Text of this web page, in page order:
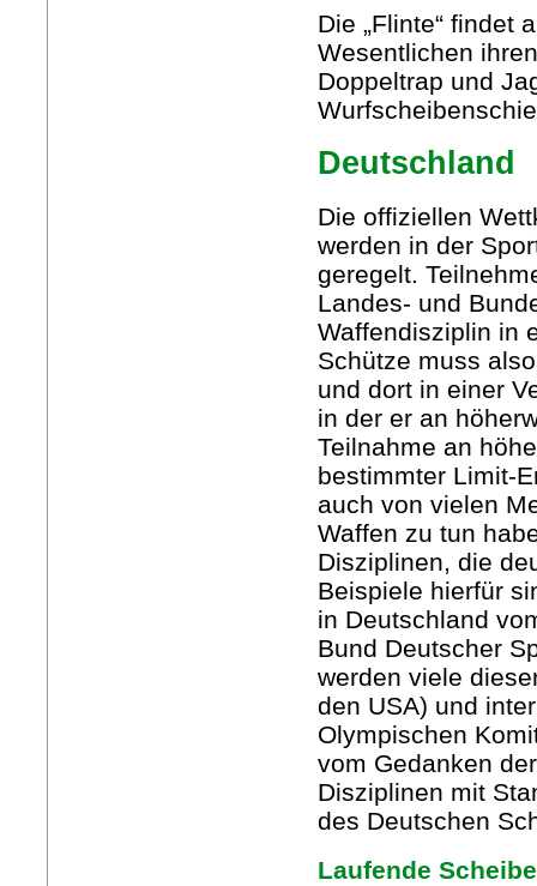
Die „Flinte“ findet
Wesentlichen
Doppeltrap und
Deutschland
Die offiziellen
werden in der
geregelt.
Landes- und
Waffendisziplin in
Schütze muss
und dort in einer
in der er an
Teilnahme an
bestimmter Limit-
auch von vielen
Waffen zu tun
Disziplinen, die
Beispiele hierfür
in Deutschland
Bund Deutscher
werden viele
den USA) und
Olympischen
vom Gedanken
Disziplinen mit
des Deutschen
Laufende Scheibe